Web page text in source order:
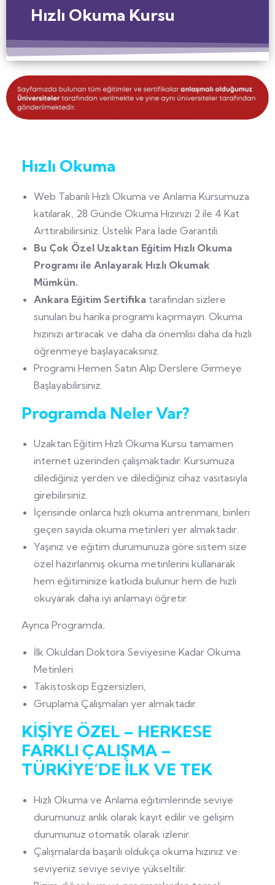
Hızlı Okuma Kursu
Hızlı Okuma
Web Tabanlı Hızlı Okuma ve Anlama Kursumuza
katılarak, 28 Günde Okuma Hızınızı 2 ile 4 Kat
Arttırabilirsiniz. Üstelik Para İade Garantili.
Bu Çok Özel Uzaktan Eğitim Hızlı Okuma
Programı ile Anlayarak Hızlı Okumak
Mümkün.
Ankara Eğitim Sertifika tarafından sizlere
sunulan bu harika programı kaçırmayın. Okuma
hızınızı artıracak ve daha da önemlisi daha da hızlı
öğrenmeye başlayacaksınız.
Programı Hemen Satın Alıp Derslere Girmeye
Başlayabilirsiniz.
Programda Neler Var?
Uzaktan Eğitim Hızlı Okuma Kursu tamamen
internet üzerinden çalışmaktadır. Kursumuza
dilediğiniz yerden ve dilediğiniz cihaz vasıtasıyla
girebilirsiniz.
İçerisinde onlarca hızlı okuma antrenmanı, binleri
geçen sayıda okuma metinleri yer almaktadır.
Yaşınız ve eğitim durumunuza göre sistem size
özel hazırlanmış okuma metinlerini kullanarak
hem eğitiminize katkıda bulunur hem de hızlı
okuyarak daha iyi anlamayı öğretir.
Ayrıca Programda;
İlk Okuldan Doktora Seviyesine Kadar Okuma
Metinleri
Takistoskop Egzersizleri,
Gruplama Çalışmaları yer almaktadır.
KİŞİYE ÖZEL – HERKESE
FARKLI ÇALIŞMA –
TÜRKİYE’DE İLK VE TEK
Hızlı Okuma ve Anlama eğitimlerinde seviye
durumunuz anlık olarak kayıt edilir ve gelişim
durumunuz otomatik olarak izlenir.
Çalışmalarda başarılı oldukça okuma hızınız ve
seviyeniz seviye seviye yükseltilir.